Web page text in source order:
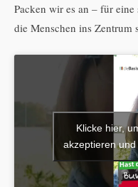
Packen wir es an – für
die Menschen ins Zentrum
Klicke hier,
akzeptieren